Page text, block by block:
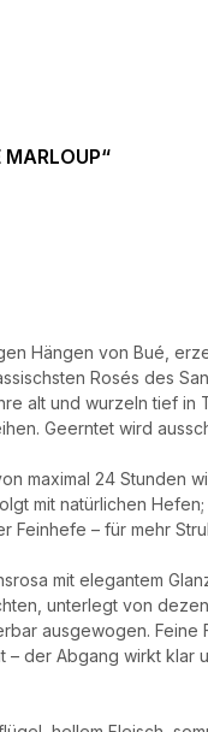
MARLOUP“
Hängen von Bué,
Rosés des
alt und wurzeln tief in
Geerntet wird
maximal 24 Stunden
mit natürlichen
Feinhefe – für mehr
mit elegantem
unterlegt von
ausgewogen. Feine
der Abgang wirkt klar